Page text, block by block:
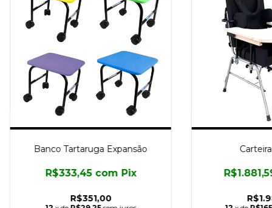
Banco Tartaruga Expansão
R$351,00
R$333,45 com Pix